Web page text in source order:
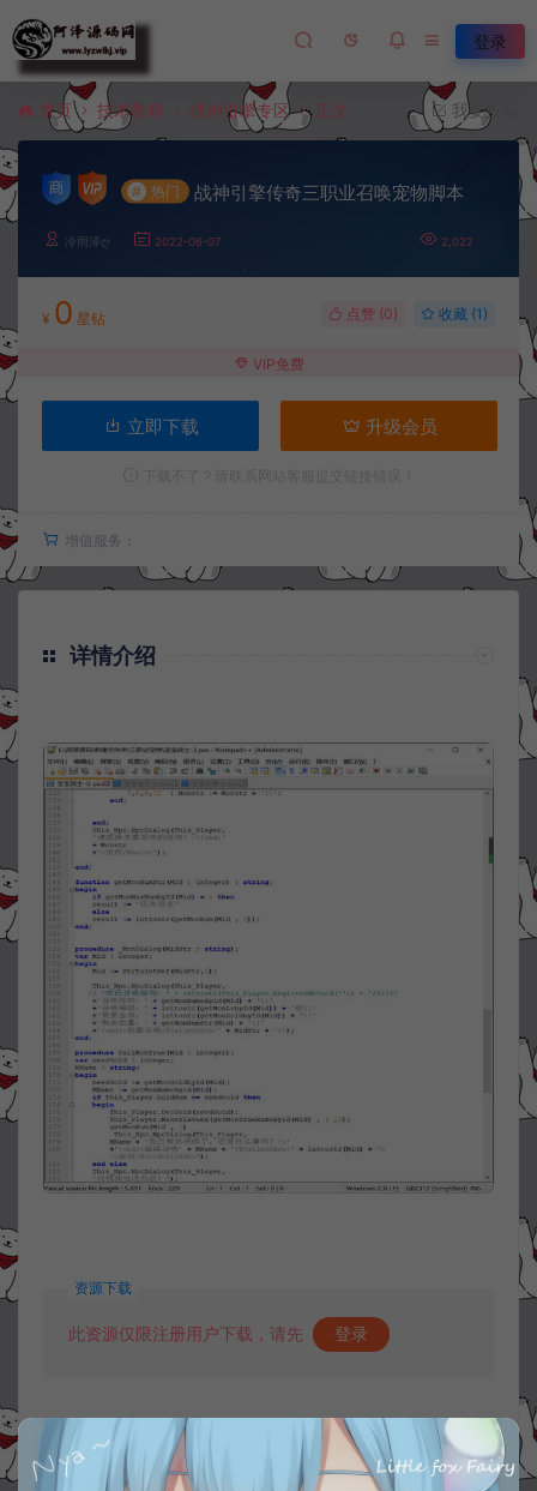
登录
首页 技术教程 战神引擎专区 正文 我要投稿
# 热门 战神引擎传奇三职业召唤宠物脚本
冷雨泽ღ 2022-06-07 2,022
¥ 0 星钻 点赞 (0) 收藏 (1)
VIP免费
立即下载 升级会员
增值服务：
详情介绍
资源下载
此资源仅限注册用户下载，请先 登录
收藏 (1) 点赞 ( 0)